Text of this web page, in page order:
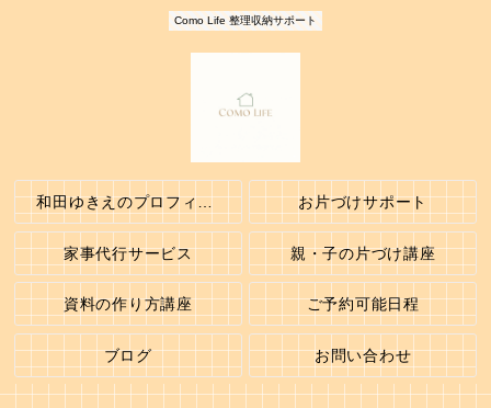
Como Life 整理収納サポート
和田ゆきえのプロフィール お片づけサポート
家事代行サービス 親・子の片づけ講座
資料の作り方講座 ご予約可能日程
ブログ お問い合わせ